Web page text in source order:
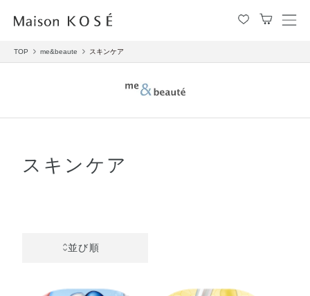
メ
TOP me&beaute スキンケア
スキンケア
並び順